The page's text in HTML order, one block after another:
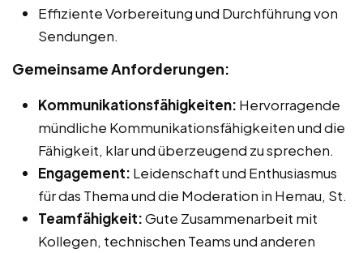
Effiziente Vorbereitung und Durchführung von
Sendungen.
Gemeinsame Anforderungen:
Kommunikationsfähigkeiten: Hervorragende
mündliche Kommunikationsfähigkeiten und die
Fähigkeit, klar und überzeugend zu sprechen.
Engagement: Leidenschaft und Enthusiasmus
für das Thema und die Moderation in Hemau, St.
Teamfähigkeit:Gute Zusammenarbeit mit
Kollegen, technischen Teams und anderen